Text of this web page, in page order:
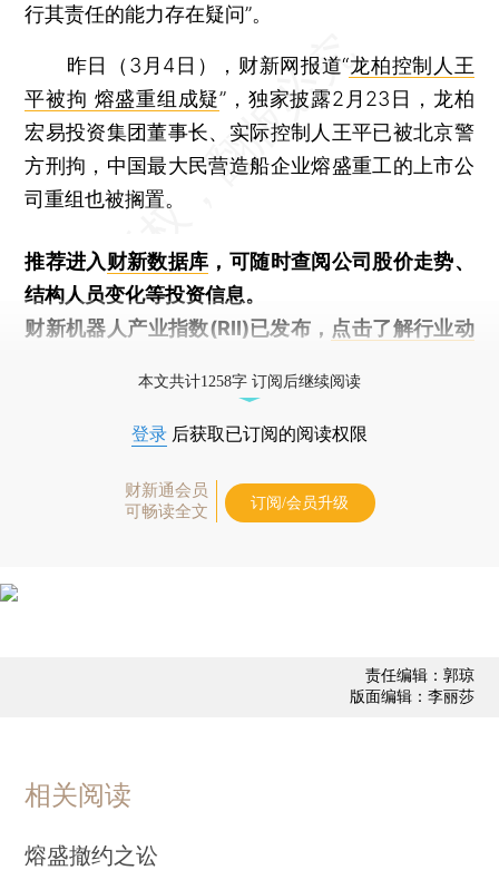
行其责任的能力存在疑问”。
昨日（3月4日），财新网报道“龙柏控制人王
平被拘 熔盛重组成疑”，独家披露2月23日，龙柏
宏易投资集团董事长、实际控制人王平已被北京警
方刑拘，中国最大民营造船企业熔盛重工的上市公
司重组也被搁置。
推荐进入财新数据库 ，可随时查阅公司股价走势、
结构人员变化等投资信息。
财新机器人产业指数(RII)已发布， 点击了解行业动
本文共计1258字 订阅后继续阅读
登录 后获取已订阅的阅读权限
财新通会员
可畅读全文
订阅/会员升级
责任编辑：郭琼
版面编辑：李丽莎
相关阅读
熔盛撤约之讼